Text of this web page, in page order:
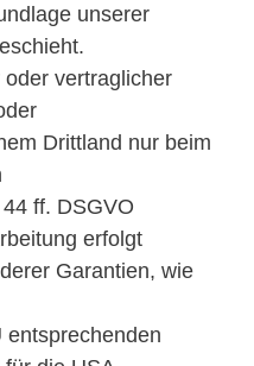
unserer
vertraglicher
Drittland nur beim
ff. DSGVO
erfolgt
Garantien, wie
entsprechenden